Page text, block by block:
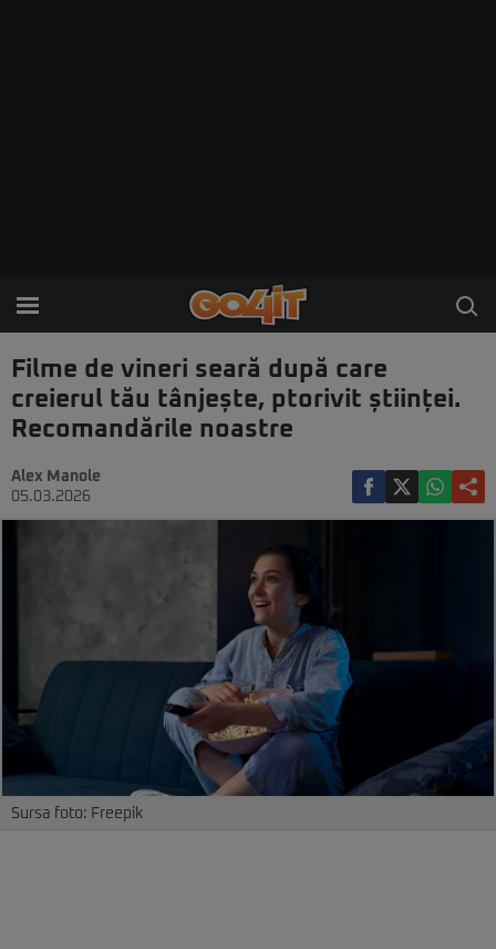
Filme de vineri seară după care
creierul tău tânjește, ptorivit științei.
Recomandările noastre
Alex Manole
05.03.2026
Sursa foto: Freepik